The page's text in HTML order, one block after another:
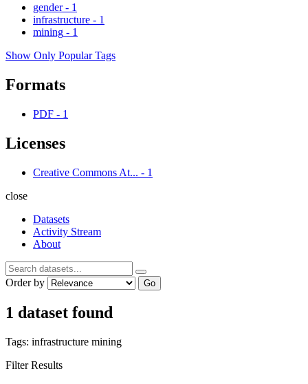
gender - 1
infrastructure - 1
mining - 1
Show Only Popular Tags
Formats
PDF - 1
Licenses
Creative Commons At... - 1
close
Datasets
Activity Stream
About
Order by Go
1 dataset found
Tags: infrastructure mining
Filter Results